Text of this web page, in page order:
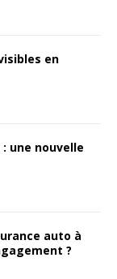
en
une nouvelle
auto à
?